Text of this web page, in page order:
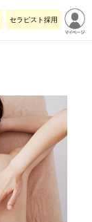
セラピスト採用